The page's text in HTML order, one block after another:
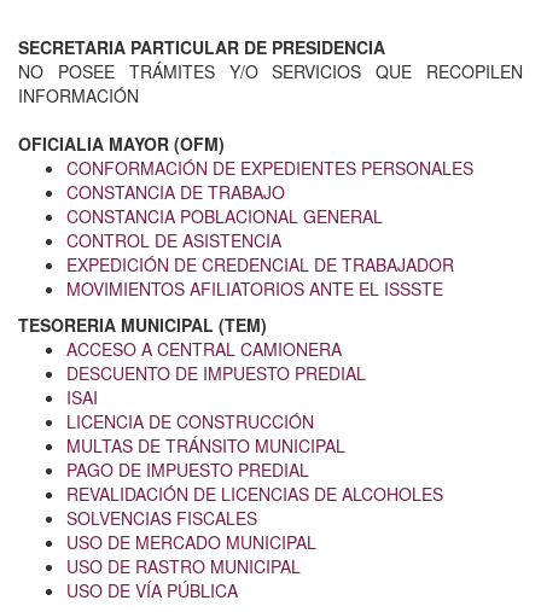
SECRETARIA PARTICULAR DE PRESIDENCIA
NO POSEE TRÁMITES Y/O SERVICIOS QUE RECOPILEN
INFORMACIÓN
OFICIALIA MAYOR (OFM)
CONFORMACIÓN DE EXPEDIENTES PERSONALES
CONSTANCIA DE TRABAJO
CONSTANCIA POBLACIONAL GENERAL
CONTROL DE ASISTENCIA
EXPEDICIÓN DE CREDENCIAL DE TRABAJADOR
MOVIMIENTOS AFILIATORIOS ANTE EL ISSSTE
TESORERIA MUNICIPAL (TEM)
ACCESO A CENTRAL CAMIONERA
DESCUENTO DE IMPUESTO PREDIAL
ISAI
LICENCIA DE CONSTRUCCIÓN
MULTAS DE TRÁNSITO MUNICIPAL
PAGO DE IMPUESTO PREDIAL
REVALIDACIÓN DE LICENCIAS DE ALCOHOLES
SOLVENCIAS FISCALES
USO DE MERCADO MUNICIPAL
USO DE RASTRO MUNICIPAL
USO DE VÍA PÚBLICA